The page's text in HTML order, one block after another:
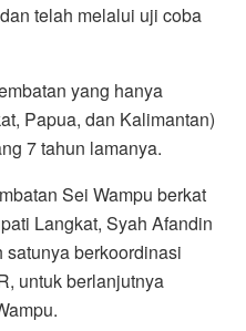
telah melalui uji coba
yang hanya
Papua, dan Kalimantan)
7 tahun lamanya.
Sei Wampu berkat
Langkat, Syah Afandin
berkoordinasi
untuk berlanjutnya